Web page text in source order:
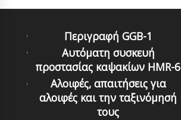
Περιγραφή GGB-1
Αυτόματη συσκευή
προστασίας καψακίων HMR-6
Αλοιφές, απαιτήσεις για
αλοιφές και την ταξινόμησή
τους